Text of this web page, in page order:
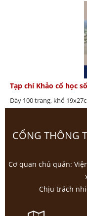
Tạp chí Khảo cổ học
Dày 100 trang, khổ
CỔNG THÔNG
Cơ quan chủ quản:
Chịu trách